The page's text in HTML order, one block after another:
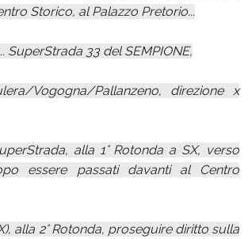
Storico, al Palazzo Pretorio...
SuperStrada 33 del SEMPIONE,
Vogogna/Pallanzeno, direzione x
alla 1° Rotonda a SX, verso
essere passati davanti al Centro
alla 2° Rotonda, proseguire diritto sulla